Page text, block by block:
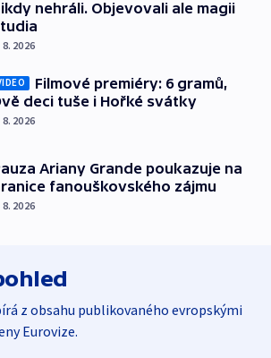
nehráli. Objevovali ale magii
8. 2026
Filmové premiéry: 6 gramů,
deci tuše i Hořké svátky
8. 2026
Ariany Grande poukazuje na
fanouškovského zájmu
8. 2026
z obsahu publikovaného evropskými
Eurovize.